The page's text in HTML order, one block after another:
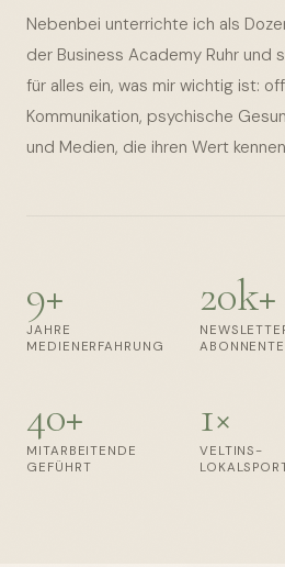
Nebenbei unterrichte ich als
der Business Academy Ruhr und
für alles ein, was mir wichtig ist:
Kommunikation, psychische
und Medien, die ihren Wert
9+
JAHRE
MEDIENERFAHRUNG
20k+
40+
MITARBEITENDE
GEFÜHRT
1×
VELTINS-